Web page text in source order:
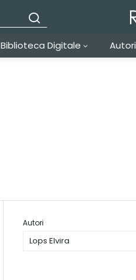
Biblioteca Digitale Autori
Autori
Lops Elvira